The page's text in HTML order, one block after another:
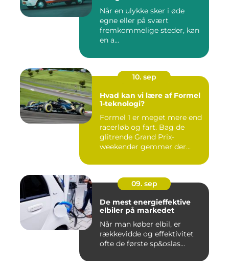
Når en ulykke sker i øde
egne eller på svært
fremkommelige steder, kan
en a...
10. sep
Hvad kan vi lære af Formel
1-teknologi?
Formel 1 er meget mere end
racerløb og fart. Bag de
glitrende Grand Prix-
weekender gemmer der...
09. sep
De mest energieffektive
elbiler på markedet
Når man køber elbil, er
rækkevidde og effektivitet
ofte de første sp&oslas...